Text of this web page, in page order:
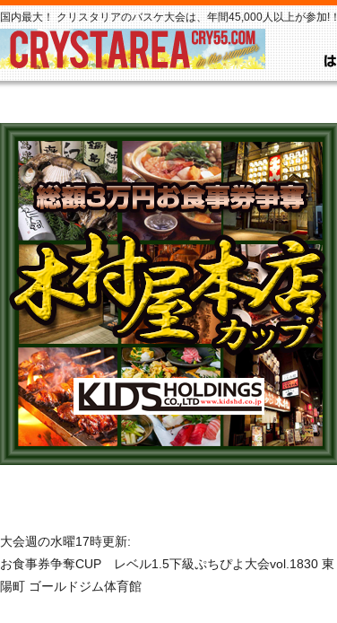
国内最大！ クリスタリアのバスケ大会は、年間45,000人以上が参加!！
大会週の水曜17時更新:
お食事券争奪CUP レベル1.5下級ぷちぴよ大会vol.1830 東
陽町 ゴールドジム体育館